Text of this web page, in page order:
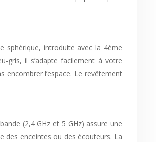
sphérique, introduite avec la 4ème
gris, il s’adapte facilement à votre
encombrer l’espace. Le revêtement
(2,4 GHz et 5 GHz) assure une
des enceintes ou des écouteurs. La